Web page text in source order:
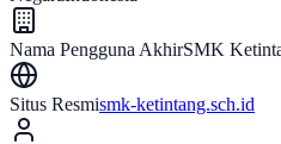
Nama Pengguna AkhirSMK
Situs Resmismk-ketintang.sch.id